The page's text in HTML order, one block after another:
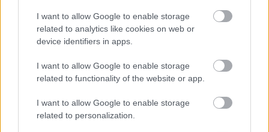
I want to allow Google to enable storage
related to analytics like cookies on web or
device identifiers in apps.
I want to allow Google to enable storage
related to functionality of the website or app.
I want to allow Google to enable storage
related to personalization.
Ligde iç sahada oynadığı maçların tulum çıkararak tamamını
kazanan Galatasaray, haftanın kapanış maçında
Antalyaspor’u ağırlayacak. Ben serinin bozulmayacağını ve
Sarı-Kırmızılı’ların bu maçtan da galip ayrılacağını
düşünüyorum. Kerem bu sezona da damgasını vuruyor.
duyacak. 4 maçtır gol, asist katkısı veremeyen milli oyuncu
bu maçta bu seriyi sonlandırabilir.